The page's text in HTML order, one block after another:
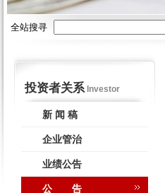
全站搜寻
投资者关系Investor
新 闻 稿
企业管治
业绩公告
公 告